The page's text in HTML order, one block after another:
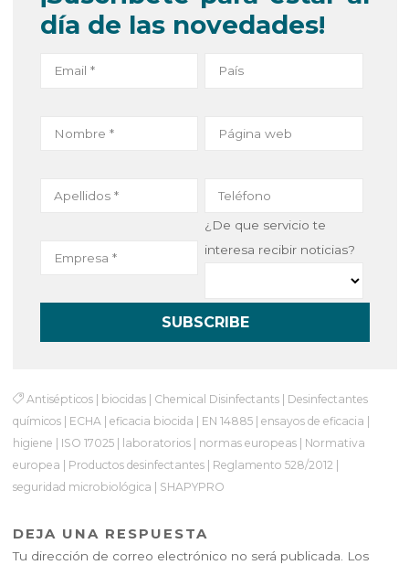
b
t
r
e
l
día de las novedades!
¿De que servicio te
interesa recibir noticias?
Antisépticos| biocidas| Chemical Disinfectants| Desinfectantes
químicos| ECHA| eficacia biocida EN 14885| ensayos de eficacia
higiene
ISO 17025| laboratorios| normas europeas| Normativa
europea
Productos desinfectantes| Reglamento 528/2012
seguridad microbiológica
SHAPYPRO
DEJA UNA RESPUESTA
Tu dirección de correo electrónico no será publicada.
Los